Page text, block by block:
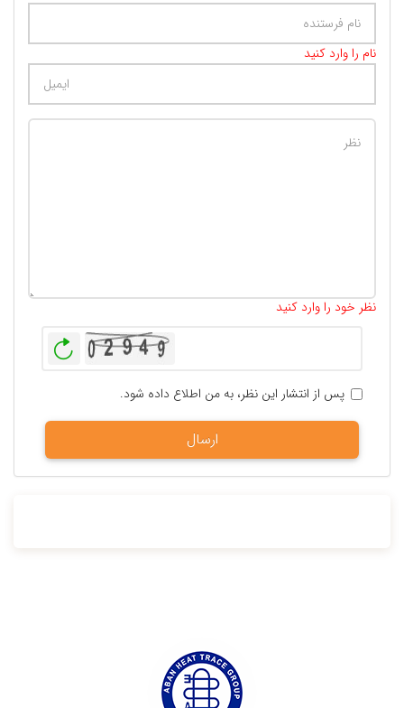
نام را وارد کنید
نظر خود را وارد کنید
پس از انتشار این نظر، به من اطلاع داده شود.
ارسال